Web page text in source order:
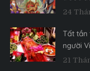
24
Tất tần
người
21